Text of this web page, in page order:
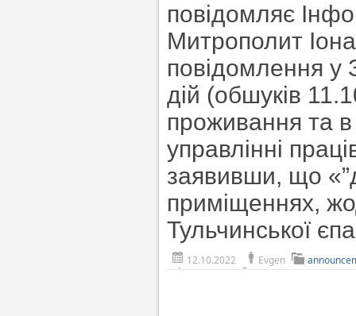
повідомляє
Митрополит
повідомлення у
дій (обшуків
проживання та
управлінні
заявивши, що
приміщеннях,
Тульчинської
12.10.2022 Evgen